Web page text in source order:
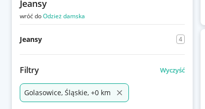
Jeansy
wróć doOdzież damska
Jeansy 4
Filtry Wyczyść
Golasowice, Śląskie, +0 km